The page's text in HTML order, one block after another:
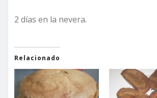
2 días en la nevera.
Relacionado